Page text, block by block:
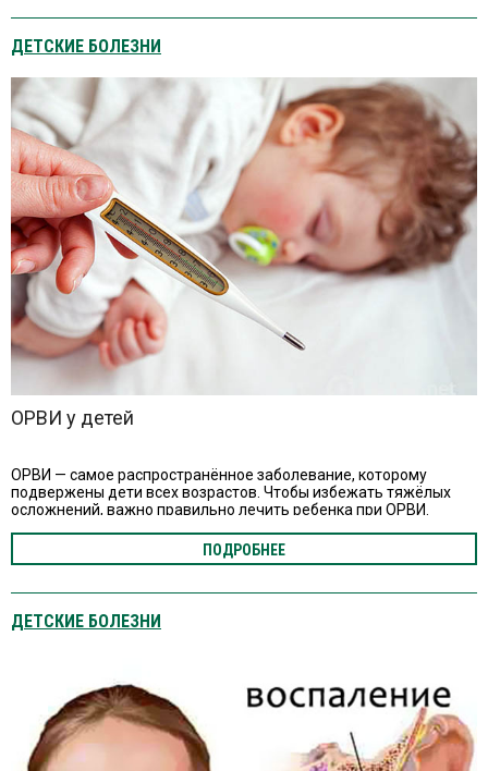
ДЕТСКИЕ БОЛЕЗНИ
ОРВИ у детей
ОРВИ — самое распространённое заболевание, которому
подвержены дети всех возрастов. Чтобы избежать тяжёлых
осложнений, важно правильно лечить ребенка при ОРВИ.
ПОДРОБНЕЕ
ДЕТСКИЕ БОЛЕЗНИ